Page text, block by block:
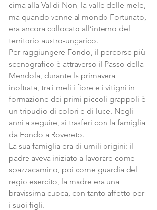
cima alla Val di Non, la valle delle mele,
ma quando venne al mondo Fortunato,
era ancora collocato all’interno del
territorio austro-ungarico.
Per raggiungere Fondo, il percorso più
scenografico è attraverso il Passo della
Mendola, durante la primavera
inoltrata, tra i meli i fiore e i vitigni in
formazione dei primi piccoli grappoli è
un tripudio di colori e di luce. Negli
anni a seguire, si trasferì con la famiglia
da Fondo a Rovereto.
La sua famiglia era di umili origini: il
padre aveva iniziato a lavorare come
spazzacamino, poi come guardia del
regio esercito, la madre era una
bravissima cuoca, con tanto affetto per
i suoi figli.